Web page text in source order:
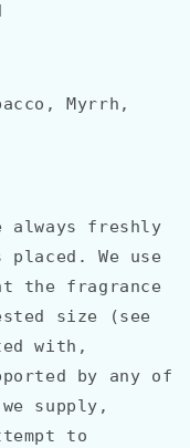
Myrrh,
always freshly
We use
the fragrance
size (see
with,
by any of
supply,
to